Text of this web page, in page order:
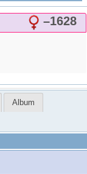
–1628
Album